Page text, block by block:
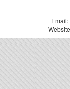
Email: